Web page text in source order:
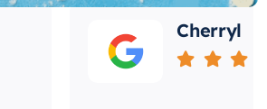
en design die u kunt
2-3 weken
Cherryl